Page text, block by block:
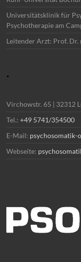
Universitätsklinik für
Psychotherapie am
Leitender Arzt: Prof. Dr.
.
Virchowstr. 65 | 32312
Tel.:+49 5741/354500
E-Mail: psychosomatik-
Webseite: